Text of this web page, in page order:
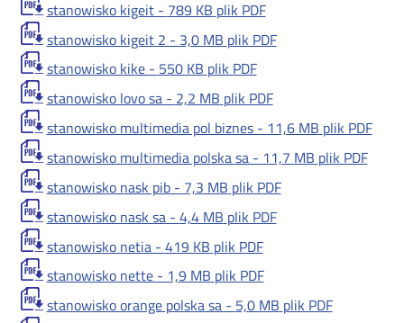
stanowisko kigeit - 789 KB plik PDF
stanowisko kigeit 2 - 3,0 MB plik PDF
stanowisko kike - 550 KB plik PDF
stanowisko lovo sa - 2,2 MB plik PDF
stanowisko multimedia pol biznes - 11,6 MB plik PDF
stanowisko multimedia polska sa - 11,7 MB plik PDF
stanowisko nask pib - 7,3 MB plik PDF
stanowisko nask sa - 4,4 MB plik PDF
stanowisko netia - 419 KB plik PDF
stanowisko nette - 1,9 MB plik PDF
stanowisko orange polska sa - 5,0 MB plik PDF